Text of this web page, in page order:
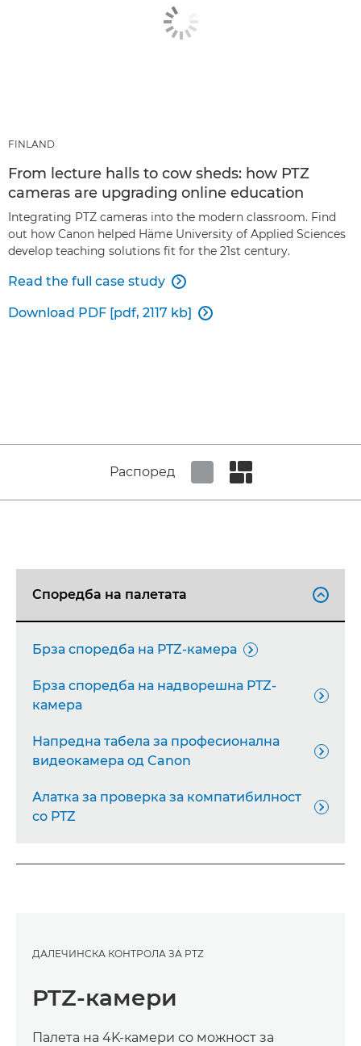
FINLAND
From lecture halls to cow sheds: how PTZ
cameras are upgrading online education
Integrating PTZ cameras into the modern classroom. Find
out how Canon helped Häme University of Applied Sciences
develop teaching solutions fit for the 21st century.
Read the full case study 
Download PDF [pdf, 2117 kb] 
Распоред
Споредба на палетата 
Брза споредба на PTZ-камера 
Брза споредба на надворешна PTZ-
камера

Напредна табела за професионална
видеокамера од Canon

Алатка за проверка за компатибилност
со PTZ

ДАЛЕЧИНСКА КОНТРОЛА ЗА PTZ
PTZ-камери
Палета на 4K-камери со можност за